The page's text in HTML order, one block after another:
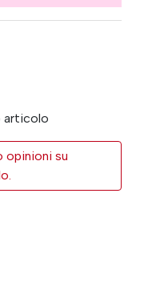
articolo
opinioni su